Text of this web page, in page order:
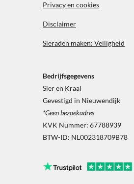
Privacy en cookies
Disclaimer
Sieraden maken: Veiligheid
Bedrijfsgegevens
Sier en Kraal
Gevestigd in Nieuwendijk
*Geen bezoekadres
KVK Nummer: 67788939
BTW-ID: NL002318709B78